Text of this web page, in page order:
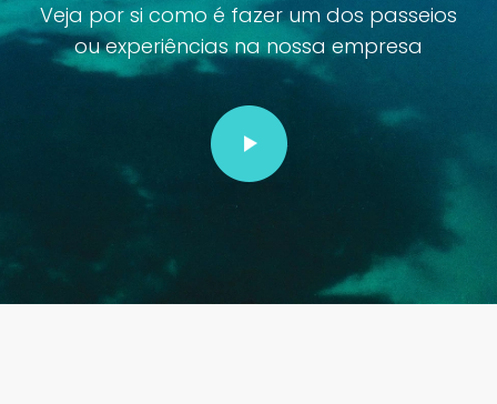
Veja por si como é fazer um dos passeios
ou experiências na nossa empresa